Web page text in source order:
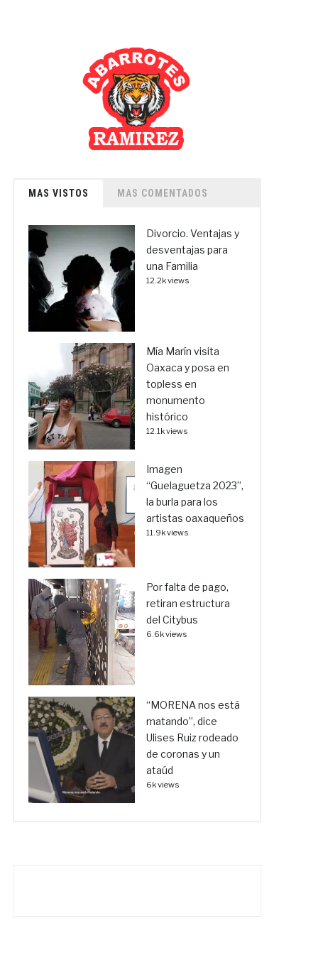
MAS VISTOS MAS COMENTADOS
Divorcio. Ventajas y
desventajas para
una Familia
12.2k views
Mía Marín visita
Oaxaca y posa en
topless en
monumento
histórico
12.1k views
Imagen
“Guelaguetza 2023”,
la burla para los
artistas oaxaqueños
11.9k views
Por falta de pago,
retiran estructura
del Citybus
6.6k views
“MORENA nos está
matando”, dice
Ulises Ruiz rodeado
de coronas y un
ataúd
6k views